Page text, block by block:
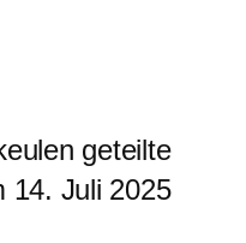
geteilte
14. Juli 2025